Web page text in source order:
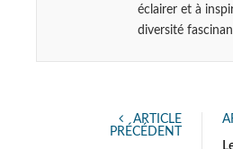
éclairer et à
diversité
ARTICLE
PRÉCÉDENT